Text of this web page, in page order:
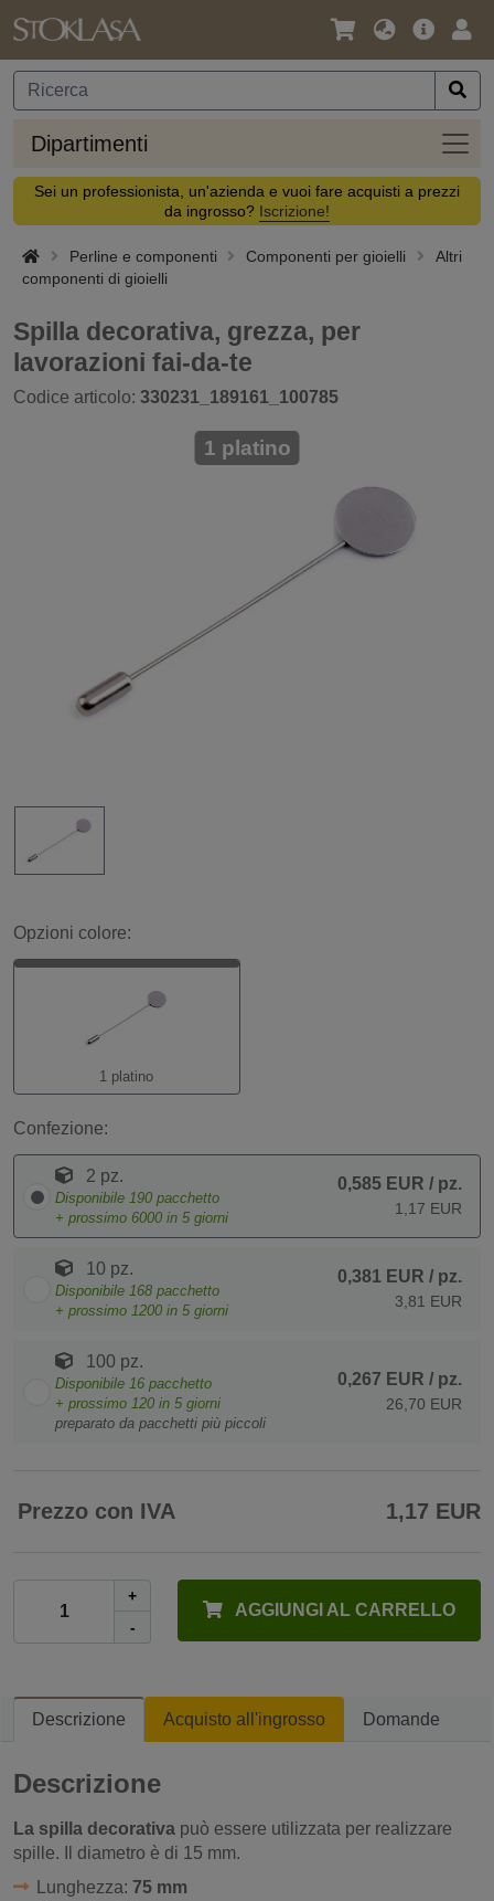
Lingua
Valuta
Offerta
Dipartimenti
Sei un professionista, un'azienda e vuoi fare acquisti a prezzi
da ingrosso? Iscrizione!
Perline e componenti Componenti per gioielli
Altri
componenti di gioielli
Spilla decorativa, grezza, per
lavorazioni fai-da-te
Codice articolo: 330231_189161_100785
1 platino
Opzioni colore:
1 platino
Confezione:
2 pz.
Disponibile 190 pacchetto
+ prossimo 6000 in 5 giorni
0,585 EUR / pz.
1,17 EUR
10 pz.
Disponibile 168 pacchetto
+ prossimo 1200 in 5 giorni
0,381 EUR / pz.
3,81 EUR
100 pz.
Disponibile 16 pacchetto
+ prossimo 120 in 5 giorni
preparato da pacchetti più piccoli
0,267 EUR / pz.
26,70 EUR
Prezzo con IVA 1,17 EUR
+
-
AGGIUNGI AL CARRELLO
Descrizione Acquisto all'ingrosso Domande
Descrizione
La spilla decorativa può essere utilizzata per realizzare
spille. Il diametro è di 15 mm.
Lunghezza: 75 mm